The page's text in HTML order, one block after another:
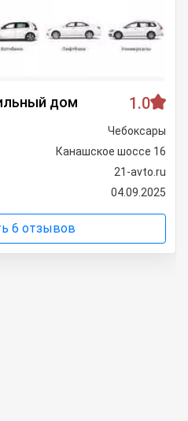
дом 1.0
Чебоксары
Канашское шоссе 16
21-avto.ru
04.09.2025
6 отзывов